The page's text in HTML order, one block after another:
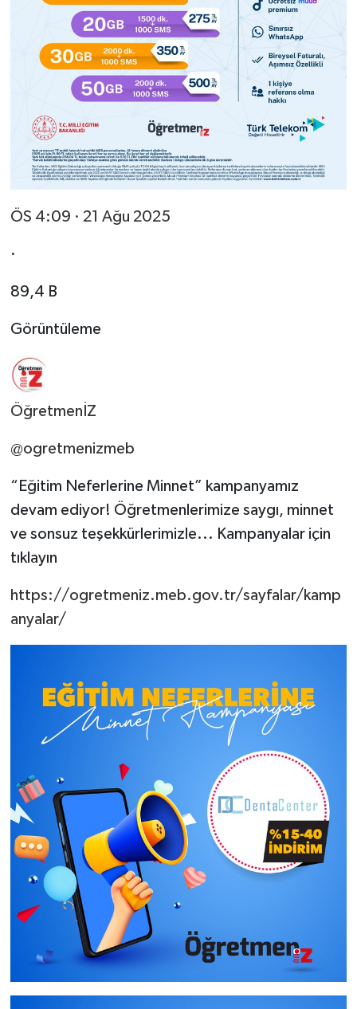
ÖS 4:09 · 21 Ağu 2025
·
89,4 B
Görüntüleme
ÖğretmenİZ
@ogretmenizmeb
“Eğitim Neferlerine Minnet” kampanyamız
devam ediyor! Öğretmenlerimize saygı, minnet
ve sonsuz teşekkürlerimizle... Kampanyalar için
tıklayın
https://ogretmeniz.meb.gov.tr/sayfalar/kamp
anyalar/